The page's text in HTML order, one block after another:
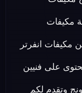
مكيفات
مكيفات انفرتر
على فنيين
وتقدم لكم